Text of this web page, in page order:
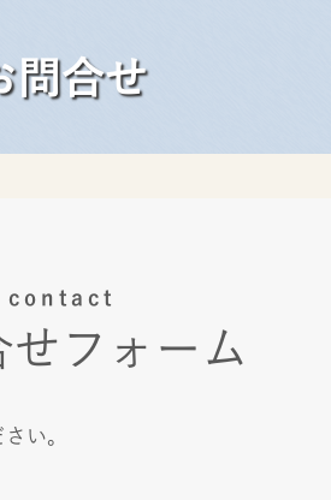
問合せ
contact
せフォーム
い。